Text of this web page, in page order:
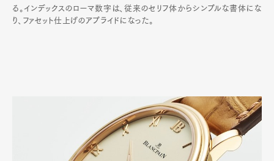
る。インデックスのローマ数字は、従来のセリフ体からシンプルな書体にな
り、ファセット仕上げのアプライドになった。